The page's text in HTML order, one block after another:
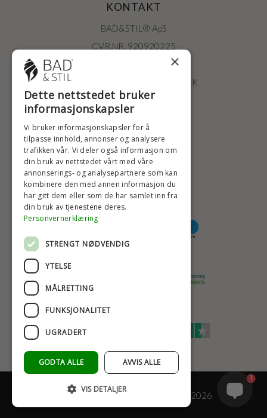
KONTAKT
BAD&STIL® ApS
CVR.NR. 920920225
ØSTERBROGADE 202
2100 KØBENHAVN • DANMARK
+47 2396 6660
BADSTIL@BADSTIL.NO
HØYESTE KREDITTVURD
BETALINGSALTERNATIVER
TRYGG OG SIKKER NETTHANDEL
TRUSTSCORE 4,7
© COPYRIGHT - BAD&STIL® ApS 2026
×
Dette nettstedet bruker
informasjonskapsler
Vi bruker informasjonskapsler for å
tilpasse innhold, annonser og analysere
trafikken vår. Vi deler også informasjon om
din bruk av nettstedet vårt med våre
annonserings- og analysepartnere som kan
kombinere den med annen informasjon du
har gitt dem eller som de har samlet inn fra
din bruk av tjenestene deres.
Personvernerklæring
STRENGT NØDVENDIG
YTELSE
MÅLRETTING
FUNKSJONALITET
UGRADERT
GODTA ALLE AVVIS ALLE
VIS DETALJER
1